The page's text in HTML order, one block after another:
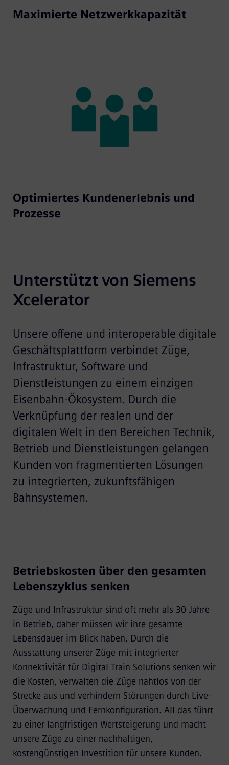
Maximierte Netzwerkkapazität
Optimiertes Kundenerlebnis und
Prozesse
Unterstützt von Siemens
Xcelerator
Unsere offene und interoperable digitale
Geschäftsplattform verbindet Züge,
Infrastruktur, Software und
Dienstleistungen zu einem einzigen
Eisenbahn-Ökosystem. Durch die
Verknüpfung der realen und der
digitalen Welt in den Bereichen Technik,
Betrieb und Dienstleistungen gelangen
Kunden von fragmentierten Lösungen
zu integrierten, zukunftsfähigen
Bahnsystemen.
Betriebskosten über den gesamten
Lebenszyklus senken
Züge und Infrastruktur sind oft mehr als 30 Jahre
in Betrieb, daher müssen wir ihre gesamte
Lebensdauer im Blick haben. Durch die
Ausstattung unserer Züge mit integrierter
Konnektivität für Digital Train Solutions senken wir
die Kosten, verwalten die Züge nahtlos von der
Strecke aus und verhindern Störungen durch Live-
Überwachung und Fernkonfiguration. All das führt
zu einer langfristigen Wertsteigerung und macht
unsere Züge zu einer nachhaltigen,
kostengünstigen Investition für unsere Kunden.